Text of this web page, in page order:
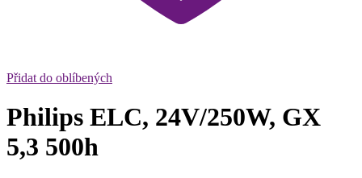
Přidat do oblíbených
Philips ELC, 24V/250W, GX
5,3 500h